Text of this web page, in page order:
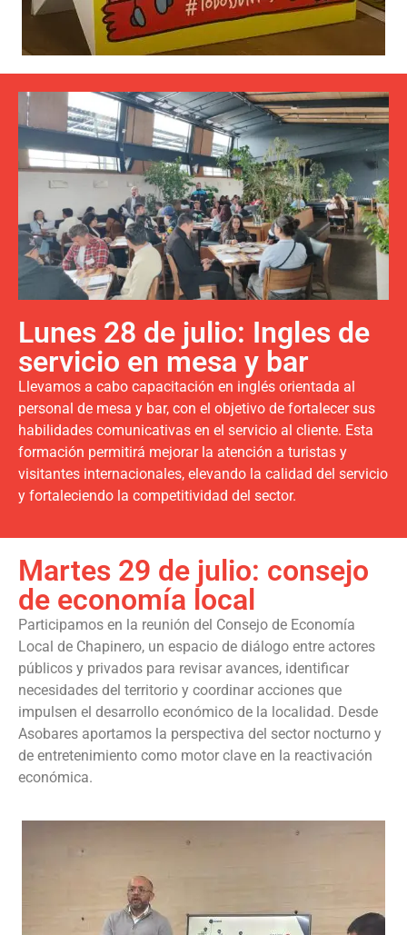
Lunes 28 de julio: Ingles de
servicio en mesa y bar
Llevamos a cabo capacitación en inglés orientada al
personal de mesa y bar, con el objetivo de fortalecer sus
habilidades comunicativas en el servicio al cliente. Esta
formación permitirá mejorar la atención a turistas y
visitantes internacionales, elevando la calidad del servicio
y fortaleciendo la competitividad del sector.
Martes 29 de julio: consejo
de economía local
Participamos en la reunión del Consejo de Economía
Local de Chapinero, un espacio de diálogo entre actores
públicos y privados para revisar avances, identificar
necesidades del territorio y coordinar acciones que
impulsen el desarrollo económico de la localidad. Desde
Asobares aportamos la perspectiva del sector nocturno y
de entretenimiento como motor clave en la reactivación
económica.